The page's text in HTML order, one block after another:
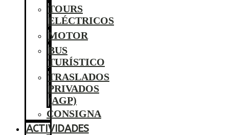
TOURS
ELÉCTRICOS
MOTOR
BUS
TURÍSTICO
TRASLADOS
PRIVADOS
(AGP)
CONSIGNA
ACTIVIDADES